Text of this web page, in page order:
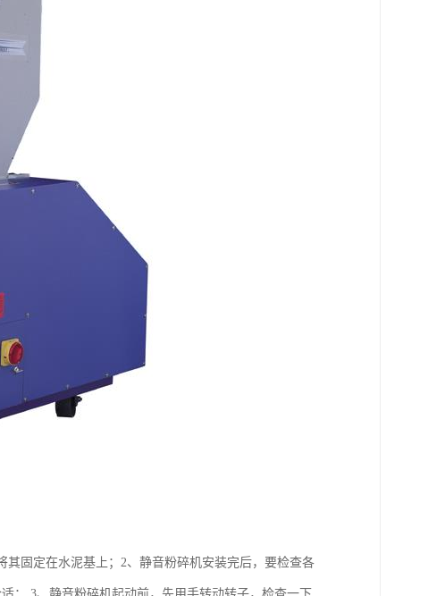
固定在水泥基上；2、静音粉碎机安装完后，要检查各